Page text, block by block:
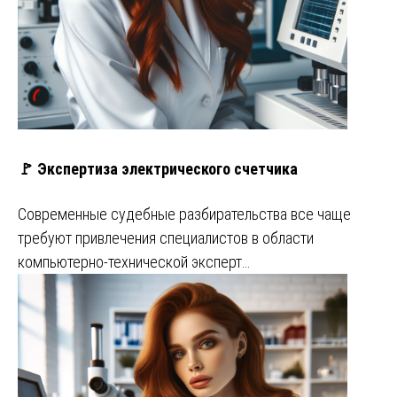
🚩 Экспертиза электрического счетчика
Современные судебные разбирательства все чаще
требуют привлечения специалистов в области
компьютерно-технической эксперт…